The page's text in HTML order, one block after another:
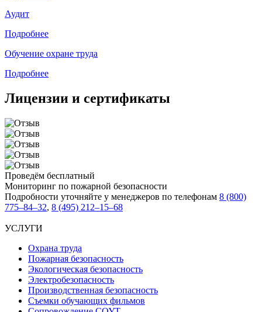
Аудит
Подробнее
Обучение охране труда
Подробнее
Лицензии и сертификаты
Проведём бесплатный
Мониторинг по пожарной безопасности
Подробности уточняйте у менеджеров по телефонам 8 (800)
775–84–32, 8 (495) 212–15–68
УСЛУГИ
Охрана труда
Пожарная безопасность
Экологическая безопасность
Электробезопасность
Производственная безопасность
Съемки обучающих фильмов